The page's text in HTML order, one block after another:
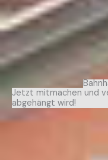
Jetzt mitmachen und
abgehängt wird!